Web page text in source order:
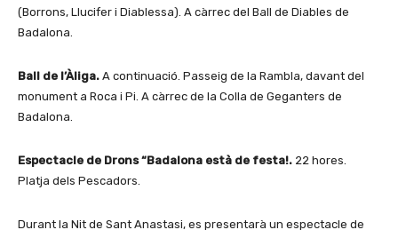
(Borrons, Llucifer i Diablessa). A càrrec del Ball de Diables de
Badalona.
Ball de l’Àliga. A continuació. Passeig de la Rambla, davant del
monument a Roca i Pi. A càrrec de la Colla de Geganters de
Badalona.
Espectacle de Drons “Badalona està de festa!. 22 hores.
Platja dels Pescadors.
Durant la Nit de Sant Anastasi, es presentarà un espectacle de